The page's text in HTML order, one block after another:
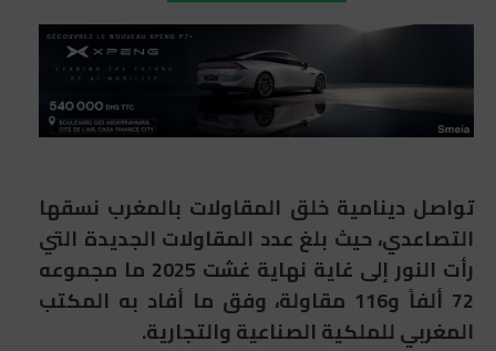
تواصل دينامية خلق المقاولات بالمغرب نسقها
التصاعدي، حيث بلغ عدد المقاولات الجديدة التي
رأت النور إلى غاية نهاية غشت 2025 ما مجموعه
72 ألفاً و116 مقاولة، وفق ما أفاد به المكتب
المغربي للملكية الصناعية والتجارية.